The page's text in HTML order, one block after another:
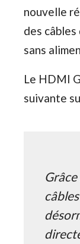
nouvelle
des
sans
Le HDMI
suivante